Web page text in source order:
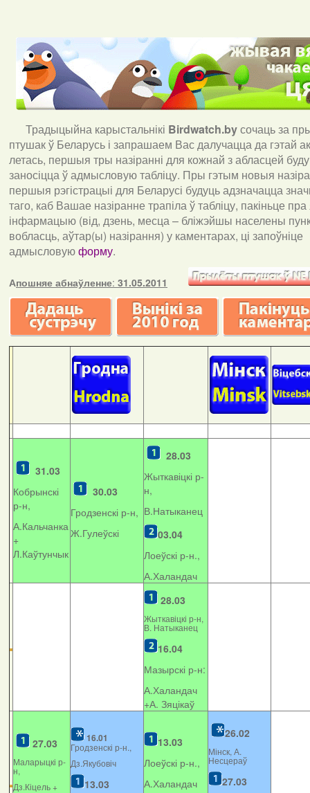
Традыцыйна карыстальнікі Birdwatch.byсочаць за
птушак ў Беларусь і запрашаем Вас далучацца да гэтай
летась, першыя тры назіранні для кожнай з абласцей
заносіцца ў адмысловую табліцу. Пры гэтым новыя
першыя рэгістрацыі для Беларусі будуць адзначацца
таго, каб Вашае назіранне трапіла ў табліцу, пакіньце пра
інфармацыю (від, дзень, месца – бліжэйшы населены
вобласць, аўтар(ы) назірання) у каментарах, ці запоўніце
адмысловуюформу.
Апошняе абнаўленне: 31.05.2011
31.03
Кобрынскі
р-н,
А.Кальчанка
+
Л.Каўтунчык
30.03
Гродзенскі р-н,
Ж.Гулеўскі
28.03
Жыткавіцкі р-
н,
В.Натыканец
03.04
Лоеўскі р-н.,
А.Халандач
28.03
Жыткавіцкі р-н,
В. Натыканец
16.04
Мазырскі р-н:
А.Халандач
+А. Зяцікаў
27.03
Маларыцкі р-
н,
Дз.Кіцель +
16.01
Гродзенскі р-н.,
Дз.Якубовіч
13.03
13.03
Лоеўскі р-н.,
А.Халандач
26.02
Мінск, А.
Несцераў
27.03